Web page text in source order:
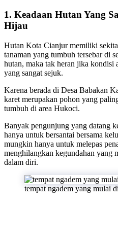
1. Keadaan Hutan Yang
Hijau
Hutan Kota Cianjur memiliki
tanaman yang tumbuh tersebar di
hutan, maka tak heran jika kondisi
yang sangat sejuk.
Karena berada di Desa Babakan
karet merupakan pohon yang
tumbuh di area Hukoci.
Banyak pengunjung yang datang
hanya untuk bersantai bersama
mungkin hanya untuk melepas
menghilangkan kegundahan yang
dalam diri.
tempat ngadem yang mulai